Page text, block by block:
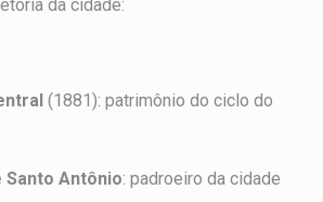
da cidade:
(1881): patrimônio do ciclo do
Santo Antônio: padroeiro da cidade